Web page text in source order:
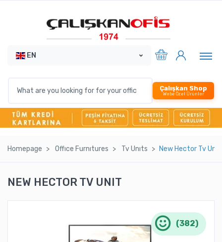
EN
Çalışkan Shop
Webe Özel Ürünler
Homepage Offıce Furnıtures Tv Unıts New Hector Tv Unıt
NEW HECTOR TV UNIT
(382)